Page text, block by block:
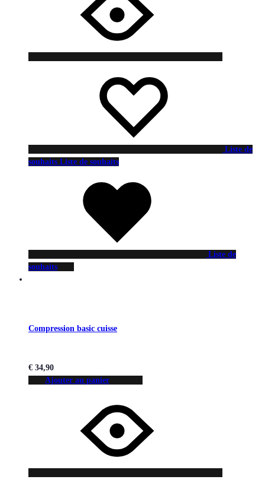
Liste de
souhaits Liste de souhaits
Liste de
souhaits
Compression basic cuisse
€ 34,90
Ajouter au panier